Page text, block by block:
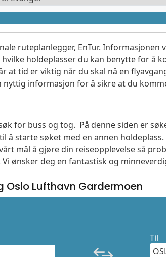
ruteplanlegger, EnTur.
holdeplasser du kan benytte for å
at tid er viktig når du skal nå en
informasjon for å sikre at du
for buss og tog. På denne siden er
å starte søket med en annen
mål å gjøre din reiseopplevelse så
ønsker deg en fantastisk og
Oslo Lufthavn Gardermoen
Til